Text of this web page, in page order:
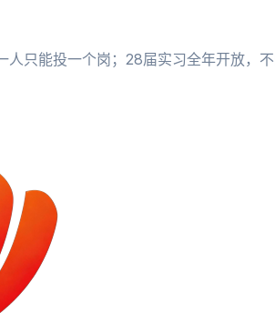
只能投一个岗；28届实习全年开放，不